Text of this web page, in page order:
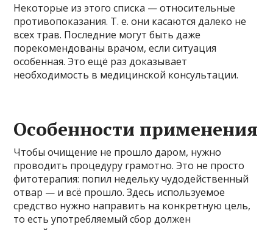
Некоторые из этого списка — относительные
противопоказания. Т. е. они касаются далеко не
всех трав. Последние могут быть даже
порекомендованы врачом, если ситуация
особенная. Это ещё раз доказывает
необходимость в медицинской консультации.
Особенности применения
Чтобы очищение не прошло даром, нужно
проводить процедуру грамотно. Это не просто
фитотерапия: попил недельку чудодейственный
отвар — и всё прошло. Здесь используемое
средство нужно направить на конкретную цель,
то есть употребляемый сбор должен